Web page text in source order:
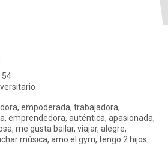
54
empoderada, trabajadora,
emprendedora, auténtica, apasionada,
me gusta bailar, viajar, alegre,
música, amo el gym, tengo 2 hijos de